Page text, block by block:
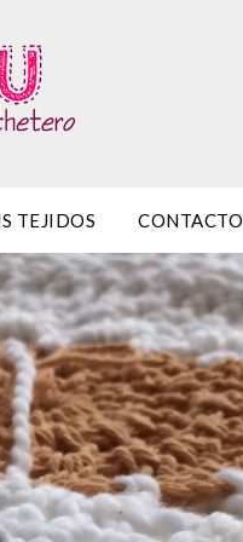
TEJIDOS CONTACTO